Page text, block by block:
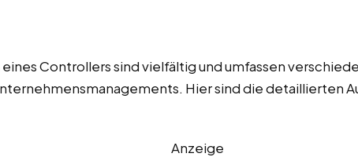
Controllers sind vielfältig und umfassen
Hier sind die detaillierten
Anzeige